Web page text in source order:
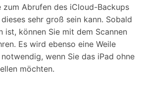
Abrufen des iCloud-Backups
sehr groß sein kann. Sobald
ist, können Sie mit dem Scannen
Es wird ebenso eine Weile
wenn Sie das iPad ohne
möchten.